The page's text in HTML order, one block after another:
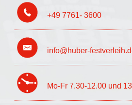
+49 7761- 3600
info@huber-
Mo-Fr 7.30-12.00 und